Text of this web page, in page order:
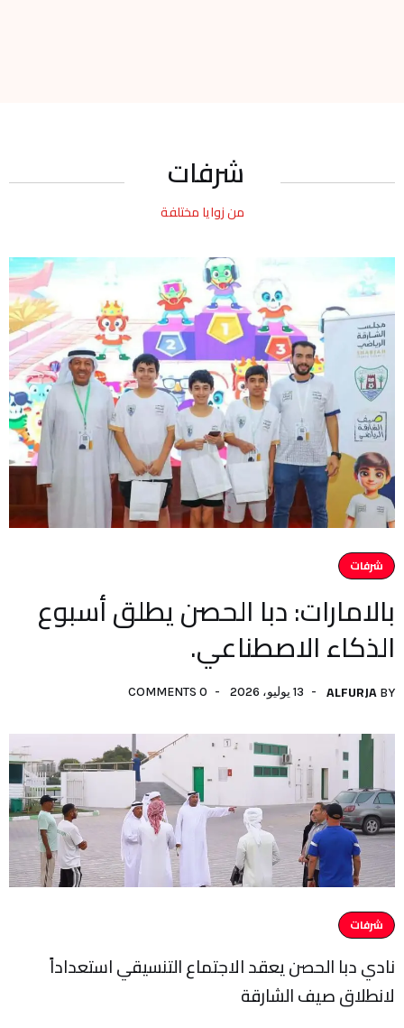
شرفات
من زوايا مختلفة
شرفات
بالامارات: دبا الحصن يطلق أسبوع
الذكاء الاصطناعي.
BY
ALFURJA 13 يوليو، 2026 0 COMMENTS
شرفات
نادي دبا الحصن يعقد الاجتماع التنسيقي استعداداً
لانطلاق صيف الشارقة